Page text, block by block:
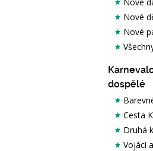
Nové
Nové
dospělé
Cesta
Druhá
Vojáci